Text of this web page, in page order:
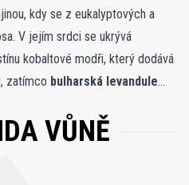
kdy se z eukalyptových a
V jejím srdci se ukrývá
kobaltové modři, který dodává
zatímco bulharská levandule
exotickým bohatstvím
VŮNĚ